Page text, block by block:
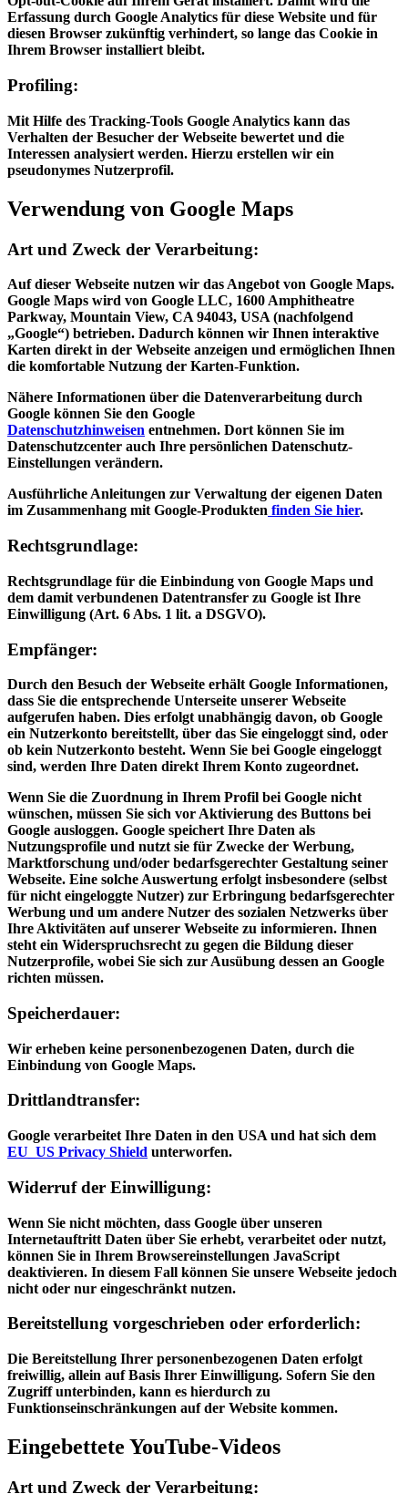
Erfassung durch Google Analytics für diese Website und für
diesen Browser zukünftig verhindert, so lange das Cookie in
Ihrem Browser installiert bleibt.
Profiling:
Mit Hilfe des Tracking-Tools Google Analytics kann das
Verhalten der Besucher der Webseite bewertet und die
Interessen analysiert werden. Hierzu erstellen wir ein
pseudonymes Nutzerprofil.
Verwendung von Google Maps
Art und Zweck der Verarbeitung:
Auf dieser Webseite nutzen wir das Angebot von Google Maps.
Google Maps wird von Google LLC, 1600 Amphitheatre
Parkway, Mountain View, CA 94043, USA (nachfolgend
„Google“) betrieben. Dadurch können wir Ihnen interaktive
Karten direkt in der Webseite anzeigen und ermöglichen Ihnen
die komfortable Nutzung der Karten-Funktion.
Nähere Informationen über die Datenverarbeitung durch
Google können Sie den Google
Datenschutzhinweisen entnehmen. Dort können Sie im
Datenschutzcenter auch Ihre persönlichen Datenschutz-
Einstellungen verändern.
Ausführliche Anleitungen zur Verwaltung der eigenen Daten
im Zusammenhang mit Google-Produkten finden Sie hier.
Rechtsgrundlage:
Rechtsgrundlage für die Einbindung von Google Maps und
dem damit verbundenen Datentransfer zu Google ist Ihre
Einwilligung (Art. 6 Abs. 1 lit. a DSGVO).
Empfänger:
Durch den Besuch der Webseite erhält Google Informationen,
dass Sie die entsprechende Unterseite unserer Webseite
aufgerufen haben. Dies erfolgt unabhängig davon, ob Google
ein Nutzerkonto bereitstellt, über das Sie eingeloggt sind, oder
ob kein Nutzerkonto besteht. Wenn Sie bei Google eingeloggt
sind, werden Ihre Daten direkt Ihrem Konto zugeordnet.
Wenn Sie die Zuordnung in Ihrem Profil bei Google nicht
wünschen, müssen Sie sich vor Aktivierung des Buttons bei
Google ausloggen. Google speichert Ihre Daten als
Nutzungsprofile und nutzt sie für Zwecke der Werbung,
Marktforschung und/oder bedarfsgerechter Gestaltung seiner
Webseite. Eine solche Auswertung erfolgt insbesondere (selbst
für nicht eingeloggte Nutzer) zur Erbringung bedarfsgerechter
Werbung und um andere Nutzer des sozialen Netzwerks über
Ihre Aktivitäten auf unserer Webseite zu informieren. Ihnen
steht ein Widerspruchsrecht zu gegen die Bildung dieser
Nutzerprofile, wobei Sie sich zur Ausübung dessen an Google
richten müssen.
Speicherdauer:
Wir erheben keine personenbezogenen Daten, durch die
Einbindung von Google Maps.
Drittlandtransfer:
Google verarbeitet Ihre Daten in den USA und hat sich dem
EU_US Privacy Shield unterworfen.
Widerruf der Einwilligung:
Wenn Sie nicht möchten, dass Google über unseren
Internetauftritt Daten über Sie erhebt, verarbeitet oder nutzt,
können Sie in Ihrem Browsereinstellungen JavaScript
deaktivieren. In diesem Fall können Sie unsere Webseite jedoch
nicht oder nur eingeschränkt nutzen.
Bereitstellung vorgeschrieben oder erforderlich:
Die Bereitstellung Ihrer personenbezogenen Daten erfolgt
freiwillig, allein auf Basis Ihrer Einwilligung. Sofern Sie den
Zugriff unterbinden, kann es hierdurch zu
Funktionseinschränkungen auf der Website kommen.
Eingebettete YouTube-Videos
Art und Zweck der Verarbeitung: